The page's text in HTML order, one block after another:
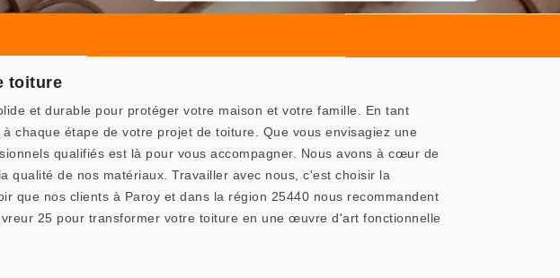
toiture
et durable pour protéger votre maison et votre famille. En tant
chaque étape de votre projet de toiture. Que vous envisagiez une
qualifiés est là pour vous accompagner. Nous avons à cœur de
de nos matériaux. Travailler avec nous, c'est choisir la
que nos clients à Paroy et dans la région 25440 nous recommandent
25 pour transformer votre toiture en une œuvre d'art fonctionnelle